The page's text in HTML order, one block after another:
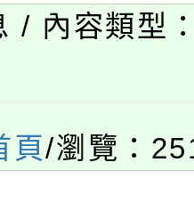
8/29、30在
日，桃園電
市運動會8/
/ 內容類型
頁/瀏覽：